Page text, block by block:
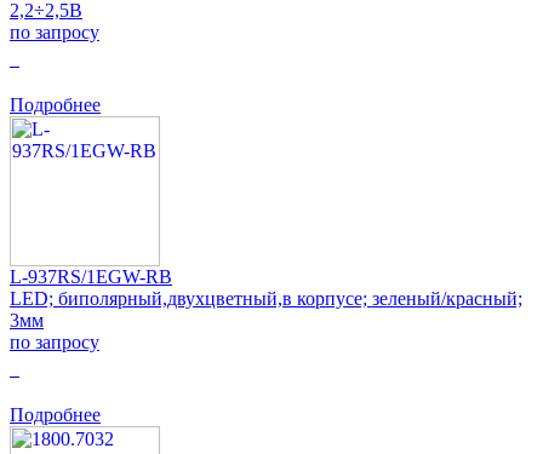
2,2÷2,5В
по запросу
Подробнее
L-937RS/1EGW-RB
LED; биполярный,двухцветный,в корпусе; зеленый/красный;
3мм
по запросу
Подробнее